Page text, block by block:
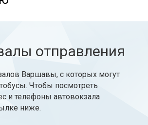
отправления
Варшавы, с которых могут
Чтобы посмотреть
и телефоны автовокзала
ниже.